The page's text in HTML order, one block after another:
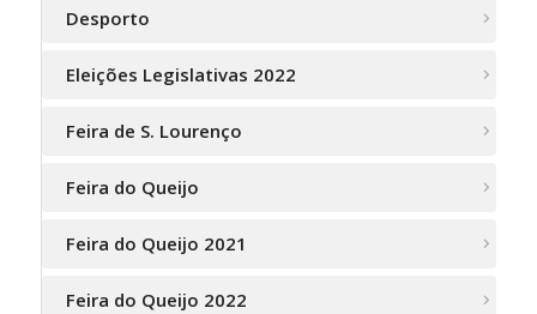
Desporto
Eleições Legislativas 2022
Feira de S. Lourenço
Feira do Queijo
Feira do Queijo 2021
Feira do Queijo 2022